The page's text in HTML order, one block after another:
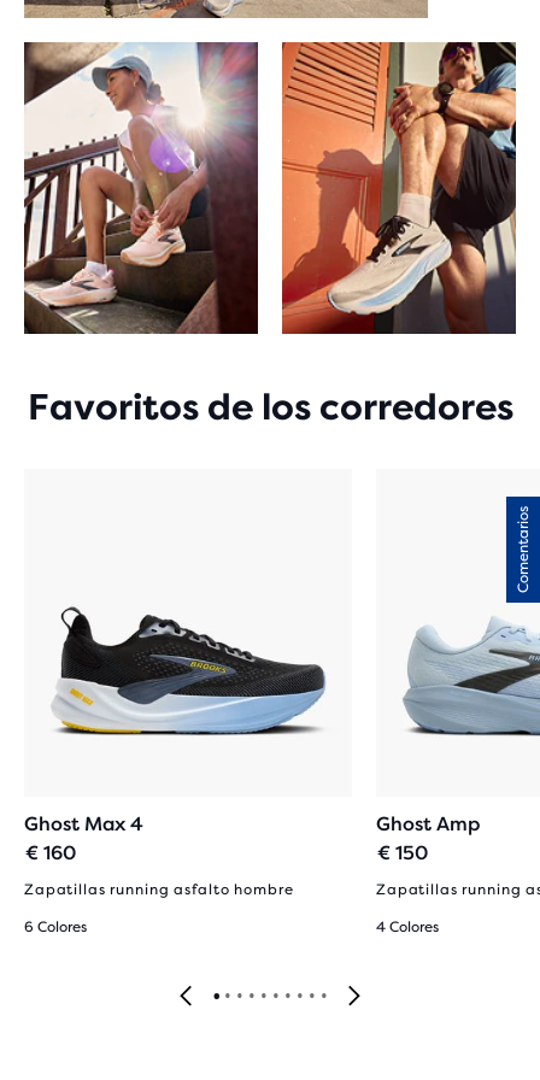
Favoritos de los corredores
Ghost Max 4
€ 160
Zapatillas running asfalto hombre
6 Colores
Ghost Amp
€ 150
Zapatillas running
4 Colores
Comentarios